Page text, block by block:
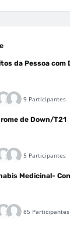
9 Participantes
de Down/T21
5 Participantes
85 Participantes